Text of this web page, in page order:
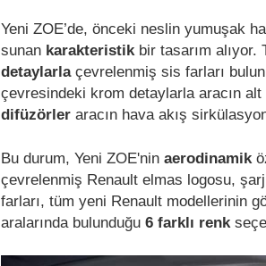
Yeni ZOE’de, önceki neslin yumuşak
sunan karakteristikbir tasarım alıyor.
detaylarlaçevrelenmiş sis farları
çevresindeki krom detaylarla aracın alt
difüzörler aracın hava akış
Bu durum, Yeni ZOE'nin aerodinamik
çevrelenmiş Renault elmas logosu,
farları, tüm yeni Renault modellerinin
aralarında bulunduğu 6 farklı renk